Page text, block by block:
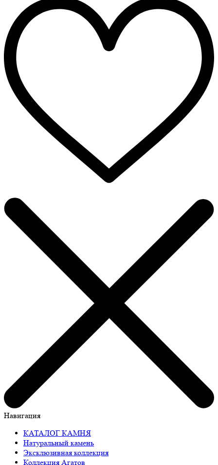
Навигация
КАТАЛОГ КАМНЯ
Натуральный камень
Эксклюзивная коллекция
Коллекция Агатов